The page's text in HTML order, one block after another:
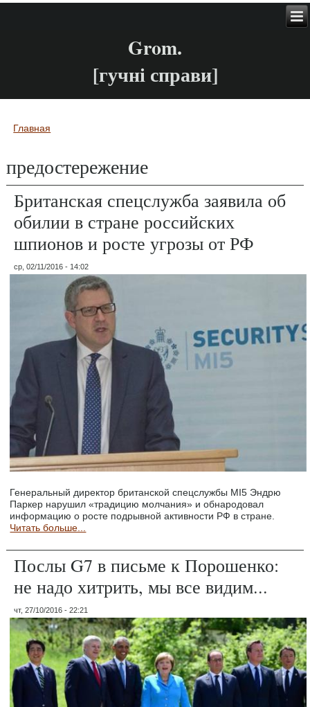
Grom.
[гучні справи]
Вы здесь
Главная
предостережение
Британская спецслужба заявила об
обилии в стране российских
шпионов и росте угрозы от РФ
ср, 02/11/2016 - 14:02
Генеральный директор британской спецслужбы МІ5 Эндрю
Паркер нарушил «традицию молчания» и обнародовал
информацию о росте подрывной активности РФ в стране.
Читать больше...
Послы G7 в письме к Порошенко:
не надо хитрить, мы все видим...
чт, 27/10/2016 - 22:21